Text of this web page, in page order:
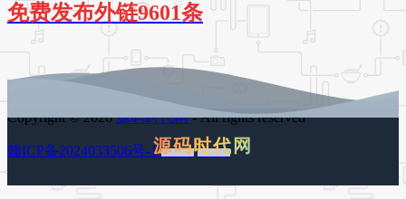
免费发布外链9601条
Copyright © 2026源码时代网- All rights reserved
赣ICP备2024033506号-1百度地图 谷歌地图
源码时代网